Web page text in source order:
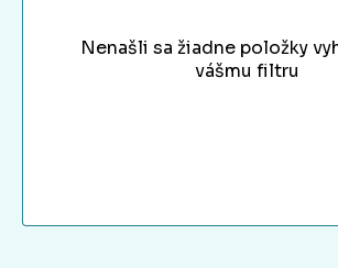
Nenašli sa žiadne položky
vášmu filtru